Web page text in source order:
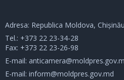
Adresa: Republica Moldova,
Tel.: +373 22 23-34-28
Fax: +373 22 23-26-98
E-mail:
E-mail: inform@moldpres.gov.md